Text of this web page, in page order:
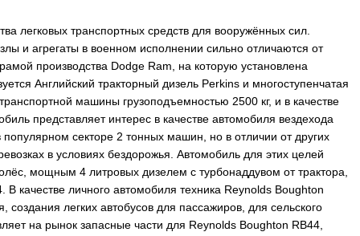
легковых транспортных средств для вооружённых сил.
и агрегаты в военном исполнении сильно отличаются от
производства Dodge Ram, на которую установлена
Английский тракторный дизель Perkins и многоступенчатая
машины грузоподъемностью 2500 кг, и в качестве
представляет интерес в качестве автомобиля вездехода
популярном секторе 2 тонных машин, но в отличии от других
в условиях бездорожья. Автомобиль для этих целей
мощным 4 литровых дизелем с турбонаддувом от трактора,
качестве личного автомобиля техника Reynolds Boughton
легких автобусов для пассажиров, для сельского
на рынок запасные части для Reynolds Boughton RB44,